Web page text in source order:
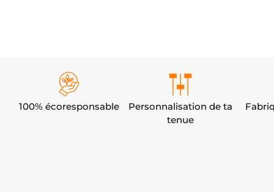
100% écoresponsable
Personnalisation de ta
tenue